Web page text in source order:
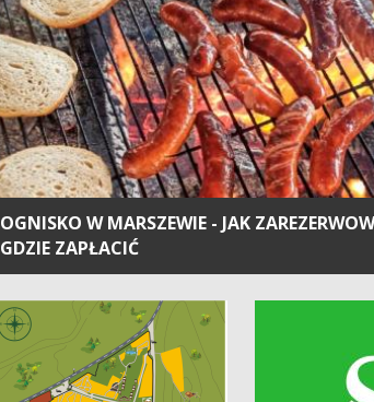
OGNISKO W MARSZEWIE - JAK
GDZIE ZAPŁACIĆ